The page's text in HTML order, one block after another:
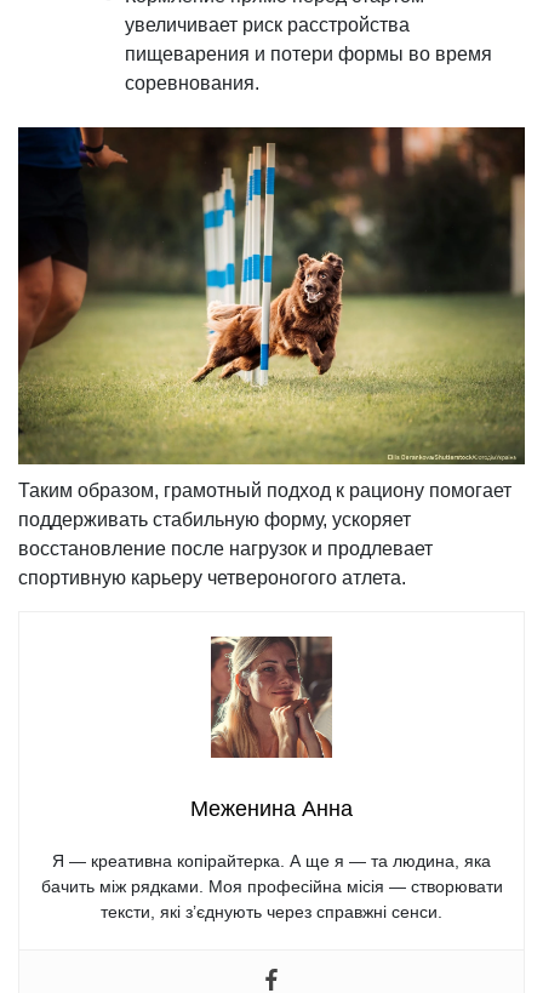
увеличивает риск расстройства
пищеварения и потери формы во время
соревнования.
Таким образом, грамотный подход к рациону помогает
поддерживать стабильную форму, ускоряет
восстановление после нагрузок и продлевает
спортивную карьеру четвероногого атлета.
Меженина Анна
Я — креативна копірайтерка. А ще я — та людина, яка
бачить між рядками. Моя професійна місія — створювати
тексти, які з’єднують через справжні сенси.